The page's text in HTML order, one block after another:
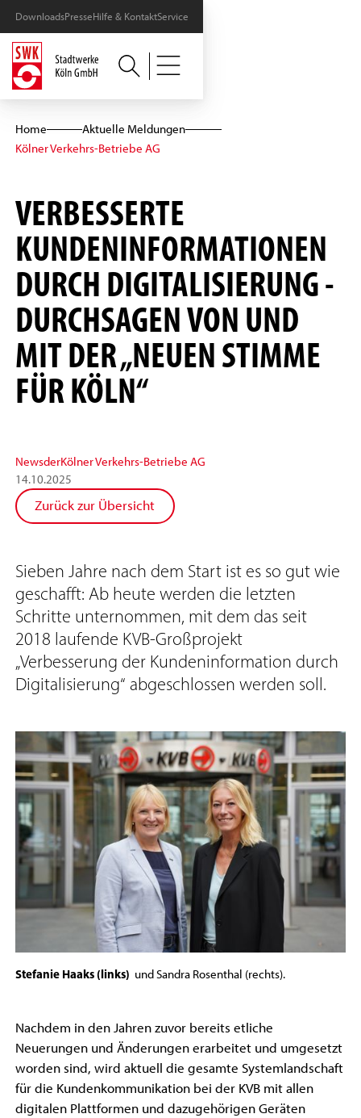
DownloadsPresseHilfe & KontaktService
Home
Aktuelle Meldungen
Kölner Verkehrs-Betriebe AG
VERBESSERTE
KUNDENINFORMATIONEN
DURCH DIGITALISIERUNG -
DURCHSAGEN VON UND
MIT DER „NEUEN STIMME
FÜR KÖLN“
NewsderKölner Verkehrs-Betriebe AG
14.10.2025
Zurück zur Übersicht
Sieben Jahre nach dem Start ist es so gut wie
geschafft: Ab heute werden die letzten
Schritte unternommen, mit dem das seit
2018 laufende KVB-Großprojekt
„Verbesserung der Kundeninformation durch
Digitalisierung“ abgeschlossen werden soll.
Stefanie Haaks (links) und Sandra Rosenthal (rechts).
Nachdem in den Jahren zuvor bereits etliche
Neuerungen und Änderungen erarbeitet und umgesetzt
worden sind, wird aktuell die gesamte Systemlandschaft
für die Kundenkommunikation bei der KVB mit allen
digitalen Plattformen und dazugehörigen Geräten